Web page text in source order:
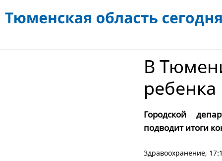
В
ребенка
Городской
подводит итоги
Здравоохранение,